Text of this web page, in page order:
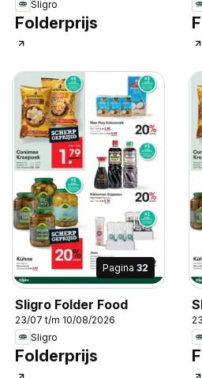
Sligro
Folderprijs
Pagina 32
Sligro Folder Food
23/07 t/m 10/08/2026
Sligro
Folderprijs